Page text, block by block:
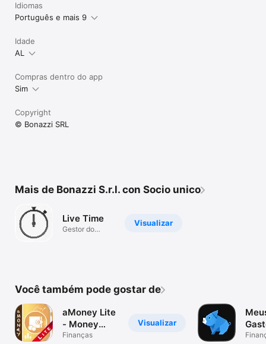
Idiomas
Português e mais 9
Idade
AL
Compras dentro do app
Sim
Copyright
© Bonazzi SRL
Mais de Bonazzi S.r.l. con Socio unico
Visualizar
Live Time
Gestor do
Você também pode gostar de
Visualizar
aMoney Lite
- Money
management
Finanças